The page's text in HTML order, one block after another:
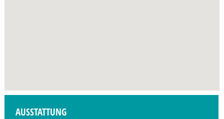
Profilbild wird demnächst vom Veranstalter hinzugefügt.
AUSSTATTUNG